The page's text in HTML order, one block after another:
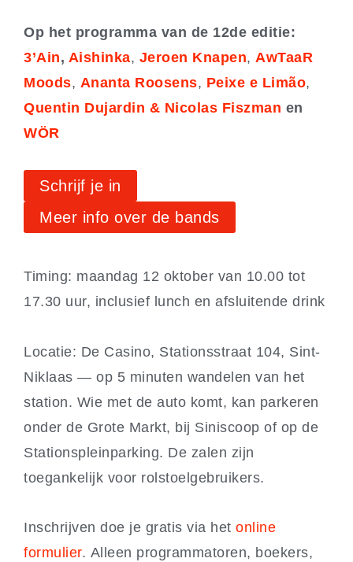
Op het programma van de 12de editie:
3’Ain, Aishinka, Jeroen Knapen, AwTaaR
Moods, Ananta Roosens, Peixe e Limão,
Quentin Dujardin & Nicolas Fiszman en
WÖR
Schrijf je in
Meer info over de bands
Timing: maandag 12 oktober van 10.00 tot
17.30 uur, inclusief lunch en afsluitende drink
Locatie: De Casino, Stationsstraat 104, Sint-
Niklaas — op 5 minuten wandelen van het
station. Wie met de auto komt, kan parkeren
onder de Grote Markt, bij Siniscoop of op de
Stationspleinparking. De zalen zijn
toegankelijk voor rolstoelgebruikers.
Inschrijven doe je gratis via het online
formulier. Alleen programmatoren, boekers,